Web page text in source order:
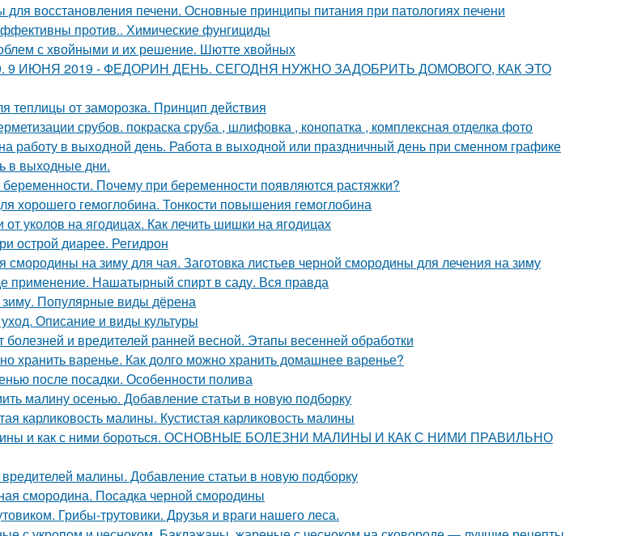
для восстановления печени. Основные принципы питания при патологиях печени
против.. Химические фунгициды
с хвойными и их решение. Шютте хвойных
9 ИЮНЯ 2019 - ФЕДОРИН ДЕНЬ. СЕГОДНЯ НУЖНО ЗАДОБРИТЬ ДОМОВОГО, КАК ЭТО
от заморозка. Принцип действия
срубов. покраска сруба , шлифовка , конопатка , комплексная отделка фото
работу в выходной день. Работа в выходной или праздничный день при сменном графике
в выходные дни.
Почему при беременности появляются растяжки?
хорошего гемоглобина. Тонкости повышения гемоглобина
уколов на ягодицах. Как лечить шишки на ягодицах
острой диарее. Регидрон
смородины на зиму для чая. Заготовка листьев черной смородины для лечения на зиму
применение. Нашатырный спирт в саду. Вся правда
Популярные виды дёрена
Описание и виды культуры
болезней и вредителей ранней весной. Этапы весенней обработки
хранить варенье. Как долго можно хранить домашнее варенье?
после посадки. Особенности полива
малину осенью. Добавление статьи в новую подборку
карликовость малины. Кустистая карликовость малины
и как с ними бороться. ОСНОВНЫЕ БОЛЕЗНИ МАЛИНЫ И КАК С НИМИ ПРАВИЛЬНО
малины. Добавление статьи в новую подборку
смородина. Посадка черной смородины
Грибы-трутовики. Друзья и враги нашего леса.